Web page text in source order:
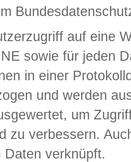
auf eine
sowie für jeden
in einer
und werden
um
zu verbessern.
Daten verknüpft.